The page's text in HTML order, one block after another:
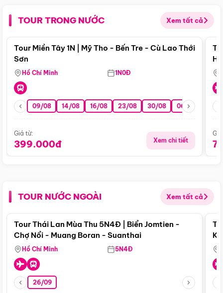
TOUR TRONG NƯỚC Xem tất cả
Điểm nổi bật
Tour Miền Tây 1N | Mỹ Tho - Bến Tre - Cù Lao Thới
Sơn
Hồ Chí Minh 1N0Đ
09/08 14/08 16/08 23/08 30/08 06/09 13/09
Giá từ:
399.000đ Xem chi tiết
TOUR NƯỚC NGOÀI Xem tất cả
Điểm nổi bật
Tour Thái Lan Mùa Thu 5N4Đ | Biển Jomtien -
Chợ Nổi - Muang Boran - Suanthai
Hồ Chí Minh 5N4Đ
26/09